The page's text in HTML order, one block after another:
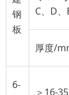
钢
板
C、D、
厚度/
6-
＞16-35